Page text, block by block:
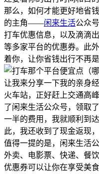
那么，如何才能更好地省
的主角——闲来生活公众
打车优惠信息，以及滴滴
等多家平台的优惠券。此
着你，让你省钱出行不再是
让我来分享一下我的亲身
火车站，正好赶上交通高
了闲来生活公众号，领取
一半的费用，我就顺利到
此，我还收到了现金返现
值得一提的是，闲来生活
外卖、电影票、快递、餐
优惠券可以让你在享受美